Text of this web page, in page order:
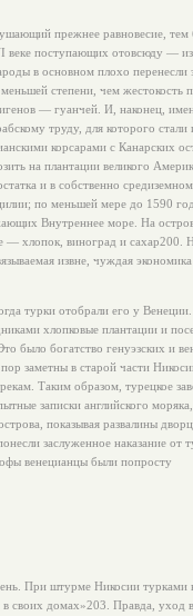
прежнее равновесие, тем
веке поступающих отовсюду — из
в основном плохо
степени, чем жестокость
— гуанчей. И, наконец,
труду, для которого стали
корсарами с Канарских
на плантации великого
и в собственно
по меньшей мере до 1590
Внутреннее море. На
— хлопок, виноград и
извне, чуждая экономика
турки отобра­ли его у Венеции.
хлопковые плантации и
было бо­гатство генуэзских и
заметны в старой части
Таким образом, турецкое
записки анг­лийского
показывая развалины
заслуженное наказание от
венецианцы были попросту
При штурме Никосии турками
своих домах»203. Правда, уход